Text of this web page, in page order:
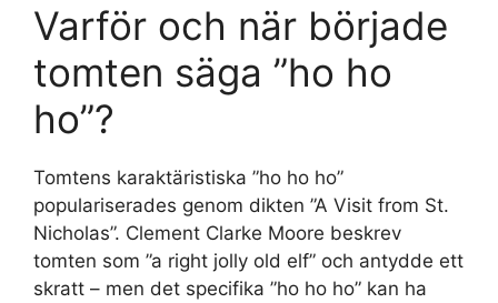
Varför och när började
tomten säga ”ho ho
ho”?
Tomtens karaktäristiska ”ho ho ho”
populariserades genom dikten ”A Visit from St.
Nicholas”. Clement Clarke Moore beskrev
tomten som ”a right jolly old elf” och antydde ett
skratt – men det specifika ”ho ho ho” kan ha